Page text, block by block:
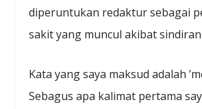
diperuntukan redaktur sebagai
sakit yang muncul akibat
Kata yang saya maksud adalah
Sebagus apa kalimat pertama